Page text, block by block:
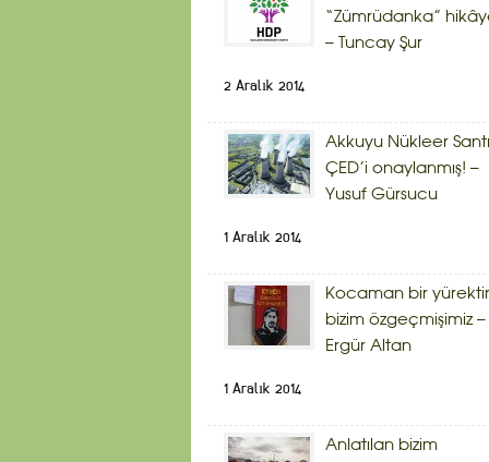
“Zümrüdanka”
– Tuncay Şur
2 Aralık 2014
Akkuyu Nükleer
ÇED’i onaylanmış! –
Yusuf Gürsucu
1 Aralık 2014
Kocaman bir yürektir
bizim özgeçmişimiz –
Ergür Altan
1 Aralık 2014
Anlatılan bizim